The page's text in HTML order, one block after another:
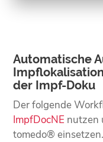
Automatische
der Impf-Doku
Der folgende
ImpfDocNE nutzen
tomedo® einsetzen.